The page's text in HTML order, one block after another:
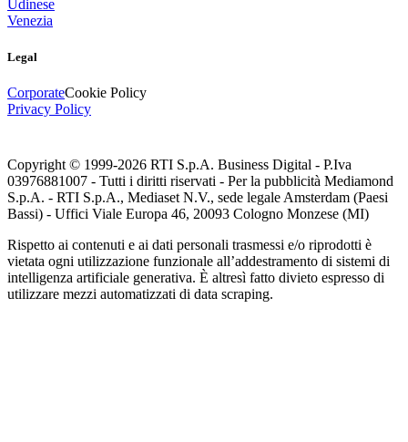
Udinese
Venezia
Legal
CorporateCookie Policy
Privacy Policy
Copyright © 1999-2026 RTI S.p.A. Business Digital - P.Iva
03976881007 - Tutti i diritti riservati - Per la pubblicità Mediamond
S.p.A. - RTI S.p.A., Mediaset N.V., sede legale Amsterdam (Paesi
Bassi) - Uffici Viale Europa 46, 20093 Cologno Monzese (MI)
Rispetto ai contenuti e ai dati personali trasmessi e/o riprodotti è
vietata ogni utilizzazione funzionale all’addestramento di sistemi di
intelligenza artificiale generativa. È altresì fatto divieto espresso di
utilizzare mezzi automatizzati di data scraping.